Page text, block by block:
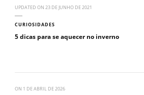
UPDATED ON 23 DE JUNHO DE 2021
CURIOSIDADES
5 dicas para se aquecer no inverno
ON 1 DE ABRIL DE 2026